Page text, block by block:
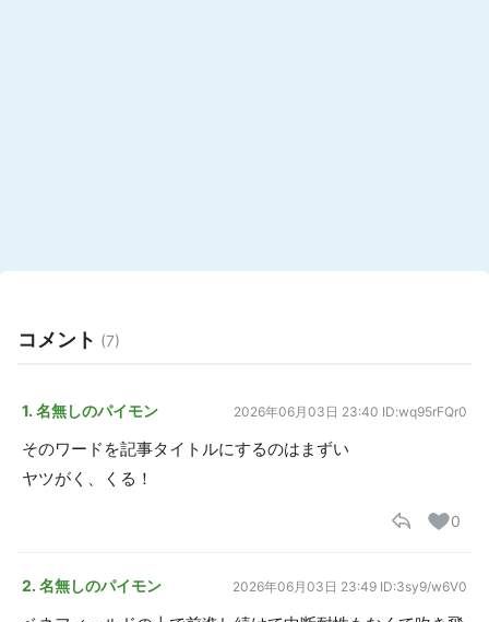
コメント (7)
1. 名無しのパイモン 2026年06月03日 23:40 ID:wq95rFQr0
そのワードを記事タイトルにするのはまずい
ヤツがく、くる！
0
2. 名無しのパイモン 2026年06月03日 23:49 ID:3sy9/w6V0